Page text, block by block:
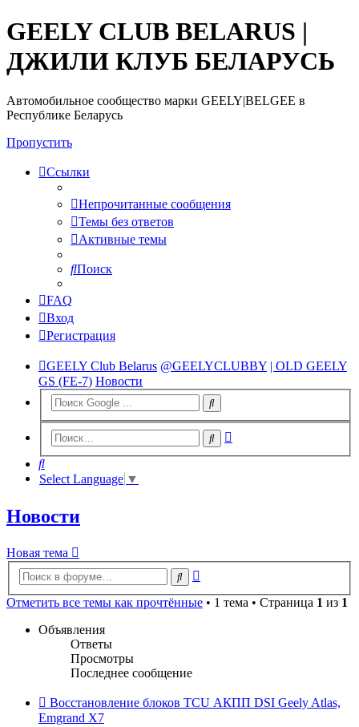
GEELY CLUB BELARUS |
ДЖИЛИ КЛУБ БЕЛАРУСЬ
Автомобильное сообщество марки GEELY|BELGEE в
Республике Беларусь
Пропустить
Ссылки
Непрочитанные сообщения
Темы без ответов
Активные темы
Поиск
FAQ
Вход
Регистрация
GEELY Club Belarus @GEELYCLUBBY | OLD GEELY
GS (FE-7) Новости
Поиск
Поиск
Select Language ▼
Новости
Новая тема
Поиск
Отметить все темы как прочтённые • 1 тема • Страница 1 из 1
Объявления
Ответы
Просмотры
Последнее сообщение
Восстановление блоков TCU АКПП DSI Geely Atlas,
Emgrand X7